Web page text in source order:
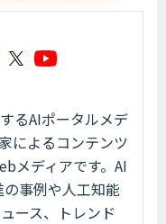
るAIポータルメデ
によるコンテンツ
メディアです。AI
事例や人工知能
ース、トレンド